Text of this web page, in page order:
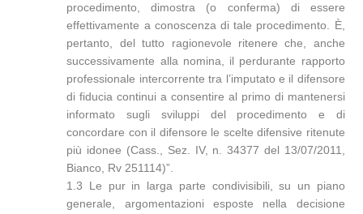
procedimento, dimostra (o conferma) di essere
effettivamente a conoscenza di tale procedimento. È,
pertanto, del tutto ragionevole ritenere che, anche
successivamente alla nomina, il perdurante rapporto
professionale intercorrente tra l’imputato e il difensore
di fiducia continui a consentire al primo di mantenersi
informato sugli sviluppi del procedimento e di
concordare con il difensore le scelte difensive ritenute
più idonee (Cass., Sez. IV, n. 34377 del 13/07/2011,
Bianco, Rv 251114)”.
1.3 Le pur in larga parte condivisibili, su un piano
generale, argomentazioni esposte nella decisione